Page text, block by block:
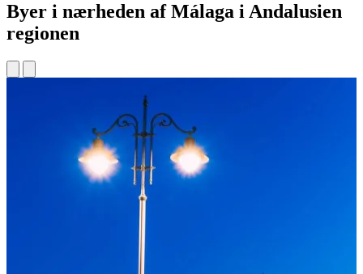
Byer i nærheden af Málaga i Andalusien
regionen